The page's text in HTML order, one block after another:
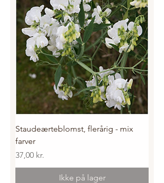
Staudeærteblomst, flerårig - mix
farver
Pris
37,00 kr.
Ikke på lager